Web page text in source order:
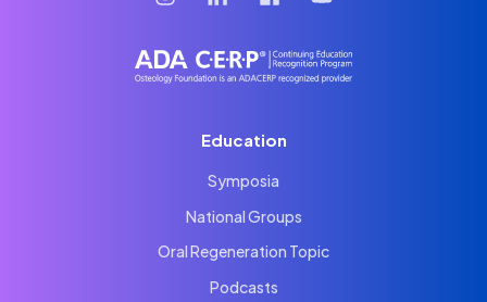
Education
Symposia
National Groups
Oral Regeneration Topic
Podcasts